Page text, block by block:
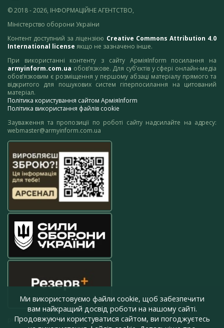
© 2018 - 2026, ІНФОРМАЦІЙНЕ АГЕНТСТВО,
Міністерство оборони України
Контент доступний за ліцензією Creative Commons Attribution 4.0
International license якщо не зазначено інше.
При використанні контенту з сайту АрміяInform посилання на
armyinform.com.ua обов’язкове. Для суб’єктів у сфері онлайн-медіа
обов’язковим є розміщення у першому абзаці матеріалу прямого та
відкритого для пошукових систем гіперпосилання на цитований
матеріал.
Політика користування сайтом АрміяInform
Політика використання файлів cookie
Зауваження та пропозиції по роботі сайту надсилайте на адресу:
webmaster@armyinform.com.ua
press@armyinform.com.ua
Ми використовуємо файли cookie, щоб забезпечити
вам найкращий досвід роботи на нашому сайті.
Продовжуючи користуватися сайтом, ви погоджуєтесь